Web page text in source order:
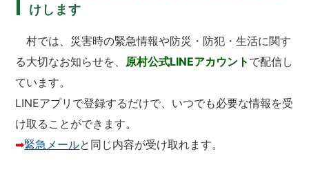
けします
村では、災害時の緊急情報や防災・防犯・生活に関す
る大切なお知らせを、 原村公式LINEアカウント で配信し
ています。
LINEアプリで登録するだけで、いつでも必要な情報を受
け取ることができます。
➡緊急メールと同じ内容が受け取れます。